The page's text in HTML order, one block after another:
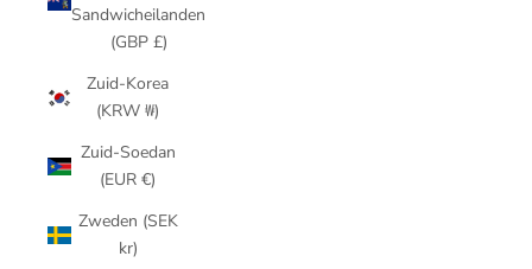
Sandwicheilanden
(GBP £)
Zuid-Korea
(KRW ₩)
Zuid-Soedan
(EUR €)
Zweden (SEK
kr)